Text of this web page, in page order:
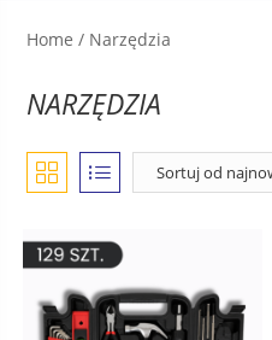
Home / Narzędzia
NARZĘDZIA